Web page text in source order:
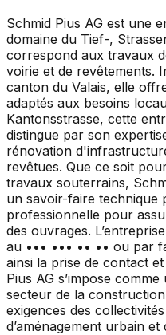
Schmid Pius AG est une
domaine du Tief-,
correspond aux travaux
voirie et de revêtements.
canton du Valais, elle
adaptés aux besoins
Kantonsstrasse, cette
distingue par son
rénovation
revêtues. Que ce soit
travaux souterrains,
un savoir-faire technique
professionnelle pour
des ouvrages.
au ••• ••• •• •• ou par
ainsi la prise de contact
Pius AG s’impose
secteur de la
exigences des
d’aménagement urbain et